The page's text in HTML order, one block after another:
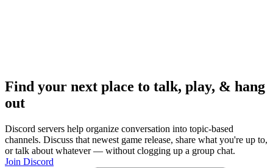
Find your next place to talk, play, & hang
out
Discord servers help organize conversation into topic-based
channels. Discuss that newest game release, share what you're up to,
or talk about whatever — without clogging up a group chat.
Join Discord